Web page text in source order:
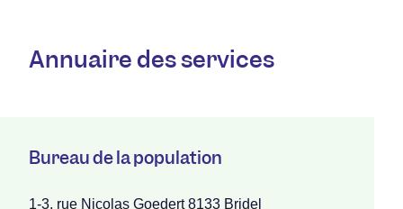
Annuaire des services
Bureau de la population
1-3, rue Nicolas Goedert 8133 Bridel